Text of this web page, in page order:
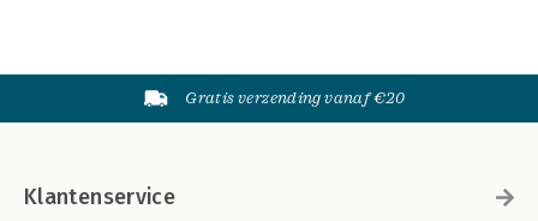
Gratis verzending vanaf €20
Klantenservice